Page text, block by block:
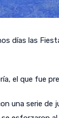
días las
el que fue
una serie